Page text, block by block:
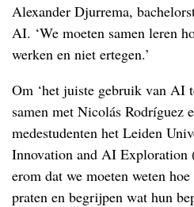
Alexander Djurrema,
AI. ‘We moeten samen leren
werken en niet ertegen.’
Om ‘het juiste gebruik van AI
samen met Nicolás Rodríguez
medestudenten het Leiden
Innovation and AI
erom dat we moeten weten
praten en begrijpen wat hun